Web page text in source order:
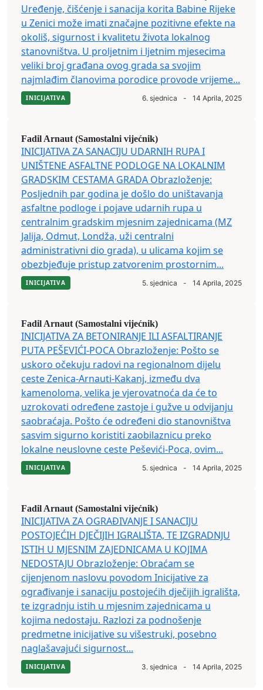
Uređenje, čišćenje i sanacija korita Babine Rijeke
u Zenici može imati značajne pozitivne efekte na
okoliš, sigurnost i kvalitetu života lokalnog
stanovništva. U proljetnim i ljetnim mjesecima
veliki broj građana ovog grada sa svojim
najmlađim članovima porodice provode vrijeme...
INICIJATIVA 6. sjednica - 14 Aprila, 2025
Fadil Arnaut (Samostalni vijećnik)
INICIJATIVA ZA SANACIJU UDARNIH RUPA I
UNIŠTENE ASFALTNE PODLOGE NA LOKALNIM
GRADSKIM CESTAMA GRADA Obrazloženje:
Posljednih par godina je došlo do uništavanja
asfaltne podloge i pojave udarnih rupa u
centralnim gradskim mjesnim zajednicama (MZ
Jalija, Odmut, Londža, uži centralni
administrativni dio grada), u ulicama kojim se
obezbjeđuje pristup zatvorenim prostornim...
INICIJATIVA 5. sjednica - 14 Aprila, 2025
Fadil Arnaut (Samostalni vijećnik)
INICIJATIVA ZA BETONIRANJE ILI ASFALTIRANJE
PUTA PEŠEVIĆI-POCA Obrazloženje: Pošto se
uskoro očekuju radovi na regionalnom dijelu
ceste Zenica-Arnauti-Kakanj, između dva
kamenoloma, velika je vjerovatnoća da će to
uzrokovati određene zastoje i gužve u odvijanju
saobraćaja. Pošto će određeni dio stanovništva
sasvim sigurno koristiti zaobilaznicu preko
lokalne neuslovne ceste Peševići-Poca, ovim...
INICIJATIVA 5. sjednica - 14 Aprila, 2025
Fadil Arnaut (Samostalni vijećnik)
INICIJATIVA ZA OGRAĐIVANJE I SANACIJU
POSTOJEĆIH DJEČIJIH IGRALIŠTA, TE IZGRADNJU
ISTIH U MJESNIM ZAJEDNICAMA U KOJIMA
NEDOSTAJU Obrazloženje: Obraćam se
cijenjenom naslovu povodom Inicijative za
ograđivanje i sanaciju postojećih dječijih igrališta,
te izgradnju istih u mjesnim zajednicama u
kojima nedostaju. Razlozi za podnošenje
predmetne inicijative su višestruki, posebno
naglašavajući sigurnost...
INICIJATIVA 3. sjednica - 14 Aprila, 2025